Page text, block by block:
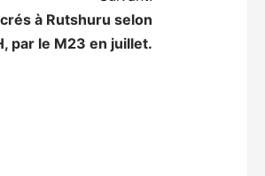
à Rutshuru selon
par le M23 en juillet.